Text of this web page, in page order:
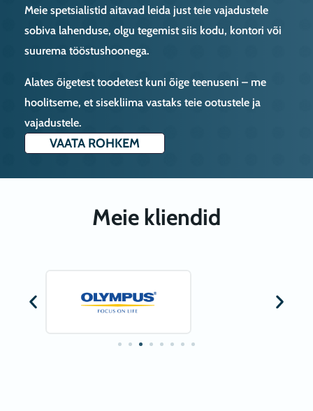
Meie spetsialistid aitavad leida just teie vajadustele
sobiva lahenduse, olgu tegemist siis kodu, kontori või
suurema tööstushoonega.
Alates õigetest toodetest kuni õige teenuseni – me
hoolitseme, et sisekliima vastaks teie ootustele ja
vajadustele.
VAATA ROHKEM
Meie kliendid